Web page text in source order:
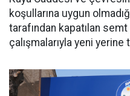
koşullarına uygun
tarafından kapatılan semt
çalışmalarıyla yeni yerine